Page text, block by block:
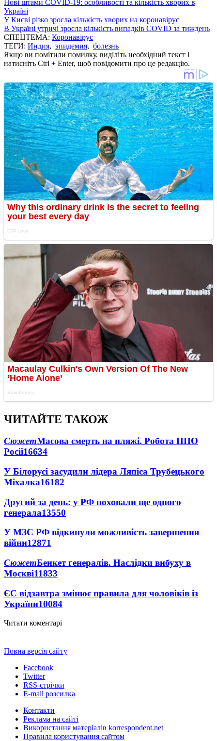
Нові штами COVID-19: особливості та кількість хворих в
Україні
У Києві різко зросла кількість хворих на коронавірус
В Україні утричі зросла кількість випадків COVID за тиждень
СПЕЦТЕМА: Коронавірус
ТЕГИ: Индия, эпидемия, болезнь
Якщо ви помітили помилку, виділіть необхідний текст і
натисніть Ctrl + Enter, щоб повідомити про це редакцію.
ЧИТАЙТЕ ТАКОЖ
СюжетМасова смерть на пляжі. Робота ППО
Росії16634
У Білорусі засудили лідера Ляпіса Трубецького
Міхалка16182
Другий за день: у РФ поховали ще одного
генерала13550
У МЗС РФ відкинули можливість завершення
війни12871
СюжетБенкет генералів. Наслідки вибуху в
Москві11833
ЄС відзавтра змінює правила для чоловіків із
України10084
Читати коментарі
Повна версія сайту
Facebook
Twitter
RSS-стрічки
E-mail розсилка
Контакти
Реклама на сайті
Використання матеріалів korrespondent.net
Правила користування сайтом